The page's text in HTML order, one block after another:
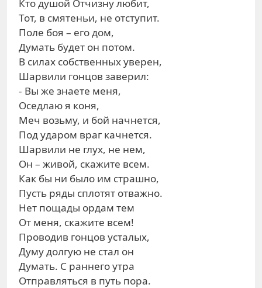
Кто душой Отчизну любит,
Тот, в смятеньи, не отступит.
Поле боя – его дом,
Думать будет он потом.
В силах собственных уверен,
Шарвили гонцов заверил:
- Вы же знаете меня,
Оседлаю я коня,
Меч возьму, и бой начнется,
Под ударом враг качнется.
Шарвили не глух, не нем,
Он – живой, скажите всем.
Как бы ни было им страшно,
Пусть ряды сплотят отважно.
Нет пощады ордам тем
От меня, скажите всем!
Проводив гонцов усталых,
Думу долгую не стал он
Думать. С раннего утра
Отправляться в путь пора.